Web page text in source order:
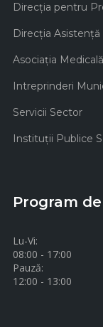
Direcţia pentru
Direcţia Asistenţă
Asociaţia
Intreprinderi
Servicii Sector
Instituţii Publice
Program
Lu-Vi:
08:00 - 17:00
Pauză:
12:00 - 13:00